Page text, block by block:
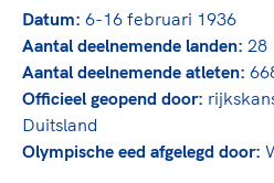
Sportonderzoek
Sportakkoord II
Game Changer
Veilige en integere sport
Diversiteit en inclusie
Gezonde sportomgeving
Duurzaamheid
Bekwaam sportkader
Kennisaanbod TeamNL
TeamNL Sport Science Centre
Datum: 6-16 februari 1936
Aantal deelnemende landen: 28
Aantal deelnemende atleten:
Officieel geopend door:
Duitsland
Olympische eed afgelegd door: